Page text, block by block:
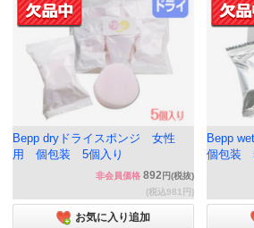
Bepp dryドライスポンジ 女性
用 個包装 5個入り
非会員価格 892 円(税抜)
(税込981円)
お気に入り追加
Bepp
個包装